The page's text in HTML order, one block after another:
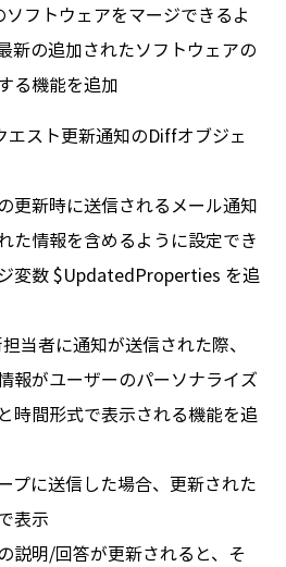
フトウェアをマージできるよ
新の追加されたソフトウェアの
る機能を追加
エスト更新通知のDiffオブジェ
更新時に送信されるメール通知
た情報を含めるように設定でき
変数 $UpdatedProperties を追
当者に通知が送信された際、
報がユーザーのパーソナライズ
時間形式で表示される機能を追
プに送信した場合、更新された
表示
説明/回答が更新されると、そ